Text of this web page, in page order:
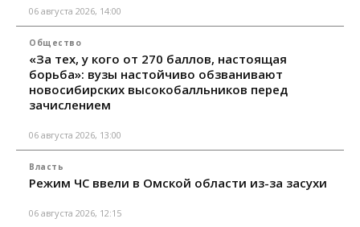
06 августа 2026, 14:00
Общество
«За тех, у кого от 270 баллов, настоящая
борьба»: вузы настойчиво обзванивают
новосибирских высокобалльников перед
зачислением
06 августа 2026, 13:00
Власть
Режим ЧС ввели в Омской области из-за засухи
06 августа 2026, 12:15